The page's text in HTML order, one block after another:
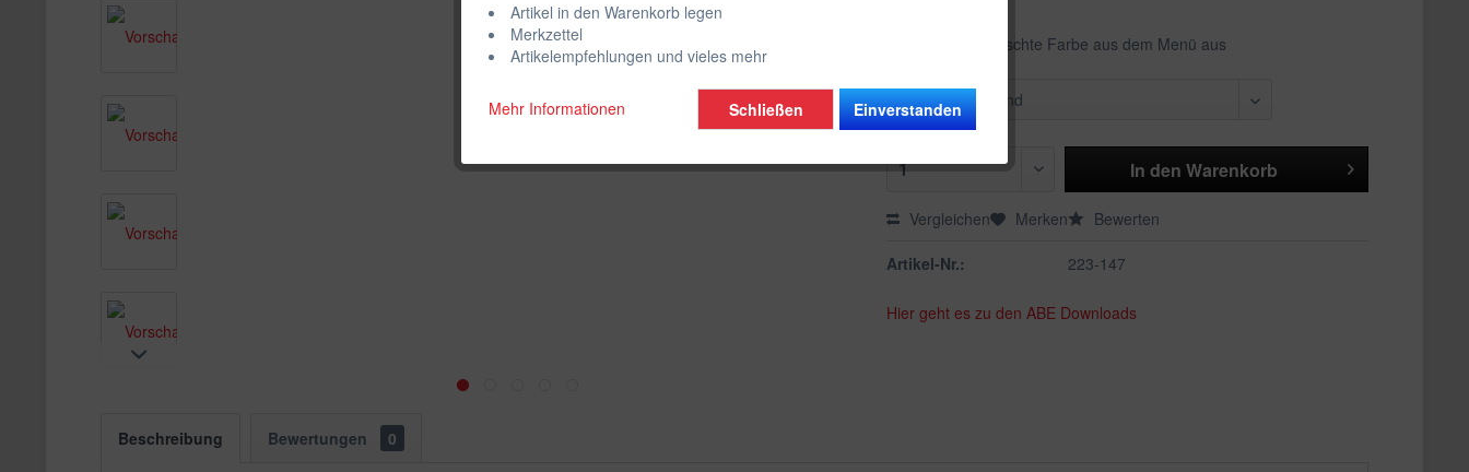
Wähle die gewünschte Farbe aus dem Menü aus
In den Warenkorb
Vergleichen Merken Bewerten
Artikel-Nr.: 223-147
Hier geht es zu den ABE Downloads
Beschreibung Bewertungen 0
Artikel in den Warenkorb legen
Merkzettel
Artikelempfehlungen und vieles mehr
Mehr Informationen Einverstanden
Schließen